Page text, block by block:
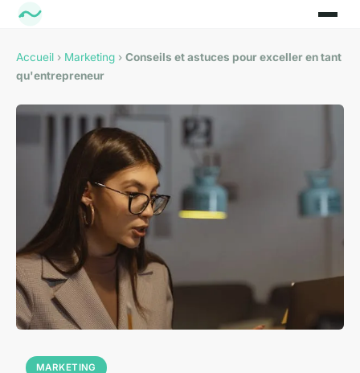
Accueil › Marketing › Conseils et astuces pour exceller en tant
qu'entrepreneur
MARKETING